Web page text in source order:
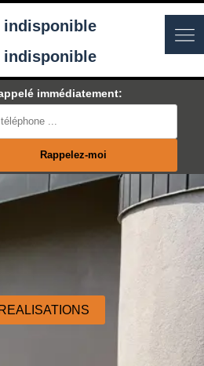
indisponible
indisponible
immédiatement: